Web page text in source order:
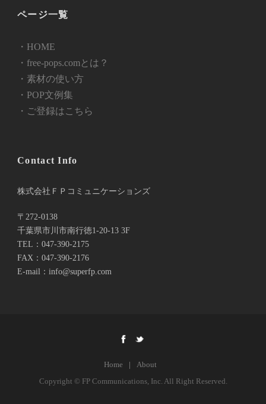
ページ一覧
・HOME
・free-pops.comとは？
・素材の使い方
・POP文例集
・ご登録はこちら
Contact Info
株式会社ＦＰコミュニケーションズ
〒272-0138
千葉県市川市南行徳1-20-13 3F
TEL：047-390-2175
FAX：047-390-2176
E-mail：info@superfp.com
Home |
About
Copyright © FP Communications, Inc. All Right Reserved.